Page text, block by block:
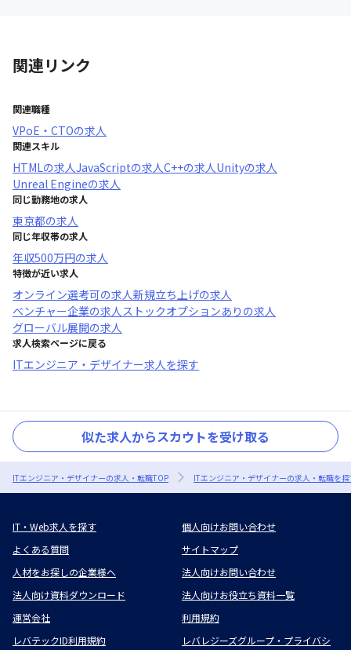
関連リンク
関連職種
VPoE・CTOの求人
関連スキル
HTMLの求人JavaScriptの求人C++の求人Unityの求人
Unreal Engineの求人
同じ勤務地の求人
東京都の求人
同じ年収帯の求人
年収500万円の求人
特徴が近い求人
オンライン選考可の求人新規立ち上げの求人
ベンチャー企業の求人ストックオプションあり の求人
グローバル展開の求人
求人検索ページに戻る
ITエンジニア・デザイナー求人を探す
似た求人からスカウトを受け取る
ITエンジニア・デザイナーの求人・転職TOP ITエンジニア・デザイナーの求人・転職を
IT・Web求人を探す
個人向けお問い合わせ
よくある質問
サイトマップ
人材をお探しの企業様へ
法人向けお問い合わせ
法人向け資料ダウンロード
法人向けお役立ち資料一覧
運営会社
利用規約
レバテックID利用規約
レバレジーズグループ・プライバシ